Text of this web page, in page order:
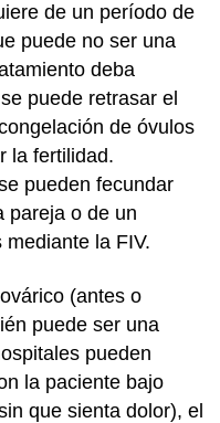
de un período de
puede no ser una
deba
puede retrasar el
de óvulos
la fertilidad.
pueden fecundar
pareja o de un
la FIV.
(antes o
puede ser una
pueden
la paciente bajo
que sienta dolor), el